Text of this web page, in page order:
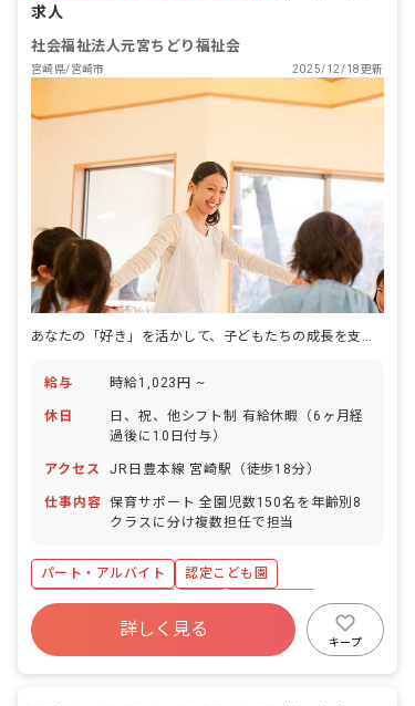
求人
社会福祉法人元宮ちどり福祉会
宮崎県/宮崎市 2025/12/18更新
あなたの「好き」を活かして、子どもたちの成長を支えませんか？
給与 時給1,023円 ~
休日
日、祝、他シフト制 有給休暇（6ヶ月経
過後に10日付与）
アクセス JR日豊本線 宮崎駅（徒歩18分）
仕事内容 保育サポート 全園児数150名を年齢別8
クラスに分け複数担任で担当
パート・アルバイト
認定こども園
ボーナス・賞与あり
有給
残業少なめ
社会福祉法人
正社員登用
未経験歓迎
詳しく見る
キープ